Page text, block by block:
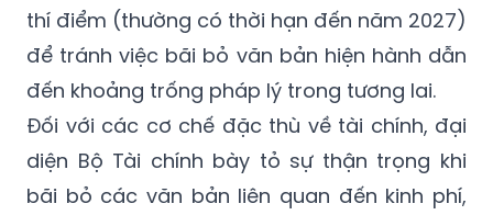
thí điểm (thường có thời hạn đến năm 2027)
để tránh việc bãi bỏ văn bản hiện hành dẫn
đến khoảng trống pháp lý trong tương lai.
Đối với các cơ chế đặc thù về tài chính, đại
diện Bộ Tài chính bày tỏ sự thận trọng khi
bãi bỏ các văn bản liên quan đến kinh phí,